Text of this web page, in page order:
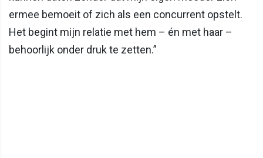
ermee bemoeit of zich als een concurrent opstelt.
Het begint mijn relatie met hem – én met haar –
behoorlijk onder druk te zetten.”